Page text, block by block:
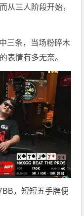
从三人阶段开始，
三条，当场粉碎木
表情有多无奈。
，短短五手牌便